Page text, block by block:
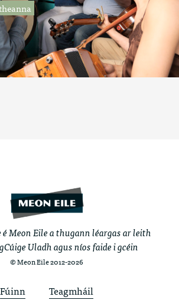
Meon Eile a thugann léargas ar leith
Uladh agus níos faide i gcéin
© Meon Eile 2012-2026
Fúinn Teagmháil